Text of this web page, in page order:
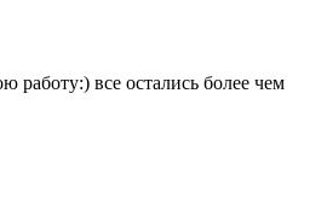
работу:) все остались более чем